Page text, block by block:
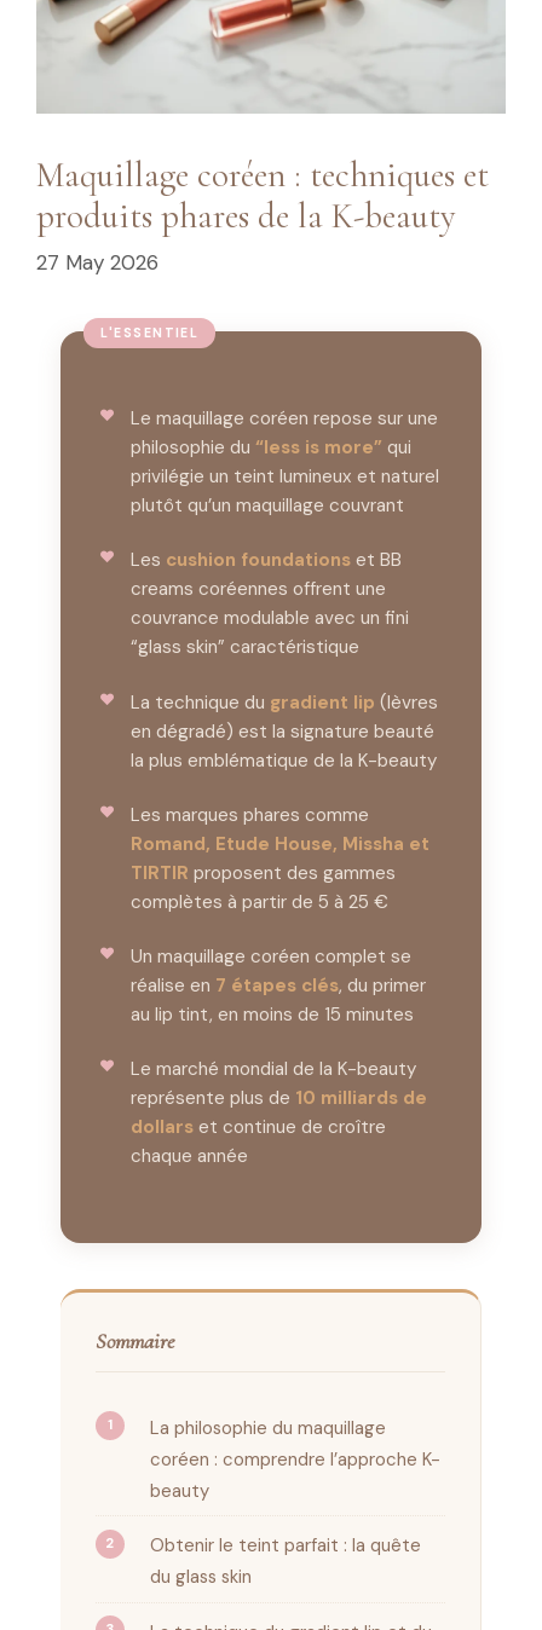
Maquillage coréen : techniques et
produits phares de la K-beauty
27 May 2026
Le maquillage coréen repose sur une
philosophie du “less is more” qui
privilégie un teint lumineux et naturel
plutôt qu’un maquillage couvrant
Les cushion foundationset BB
creams coréennes offrent une
couvrance modulable avec un fini
“glass skin” caractéristique
La technique du gradient lip (lèvres
en dégradé) est la signature beauté
la plus emblématique de la K-beauty
Les marques phares comme
Romand, Etude House, Missha et
TIRTIR proposent des gammes
complètes à partir de 5 à 25 €
Un maquillage coréen complet se
réalise en 7 étapes clés, du primer
au lip tint, en moins de 15 minutes
Le marché mondial de la K-beauty
représente plus de 10 milliards de
dollarset continue de croître
chaque année
Sommaire
La philosophie du maquillage
coréen : comprendre l’approche K-
beauty
Obtenir le teint parfait : la quête
du glass skin